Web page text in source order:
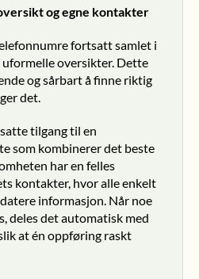
og egne kontakter
fortsatt samlet i
uformelle oversikter. Dette
og sårbart å finne riktig
det.
tilgang til en
som kombinerer det beste
har en felles
kontakter, hvor alle enkelt
informasjon. Når noe
deles det automatisk med
at én oppføring raskt